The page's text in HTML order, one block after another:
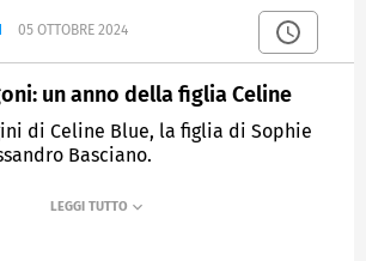
05 OTTOBRE 2024
un anno della figlia Celine
di Celine Blue, la figlia di Sophie
Basciano.
VERISSIMO